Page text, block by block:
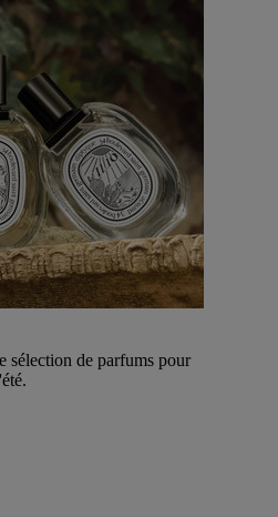
sélection de parfums pour